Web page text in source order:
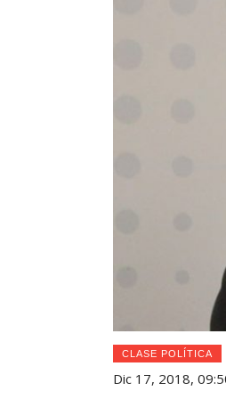
CLASE POLÍTICA
Dic 17, 2018,